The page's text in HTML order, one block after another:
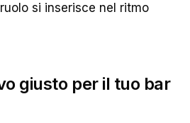
si inserisce nel ritmo
giusto per il tuo bar